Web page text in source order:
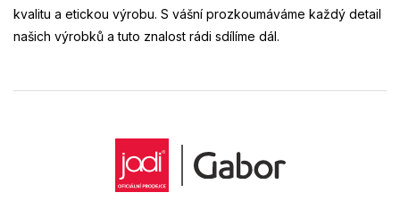
kvalitu a etickou výrobu. S vášní prozkoumáváme každý detail
našich výrobků a tuto znalost rádi sdílíme dál.